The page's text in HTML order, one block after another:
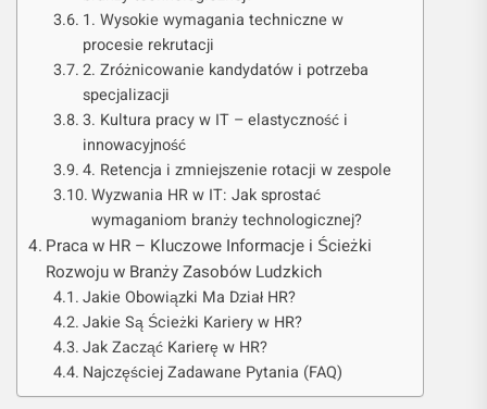
1. Wysokie wymagania techniczne w
procesie rekrutacji
2. Zróżnicowanie kandydatów i potrzeba
specjalizacji
3. Kultura pracy w IT – elastyczność i
innowacyjność
4. Retencja i zmniejszenie rotacji w zespole
Wyzwania HR w IT: Jak sprostać
wymaganiom branży technologicznej?
Praca w HR – Kluczowe Informacje i Ścieżki
Rozwoju w Branży Zasobów Ludzkich
Jakie Obowiązki Ma Dział HR?
Jakie Są Ścieżki Kariery w HR?
Jak Zacząć Karierę w HR?
Najczęściej Zadawane Pytania (FAQ)